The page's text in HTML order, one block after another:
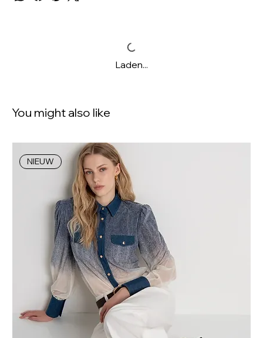
Laden...
You might also like
NIEUW